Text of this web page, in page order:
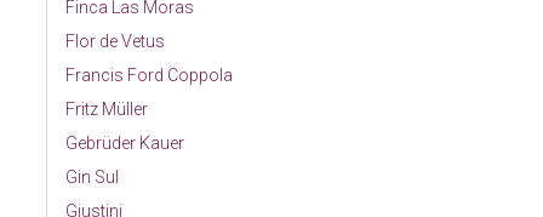
Finca Las Moras
Flor de Vetus
Francis Ford Coppola
Fritz Müller
Gebrüder Kauer
Gin Sul
Giustini